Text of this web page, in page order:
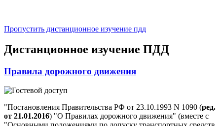
Пропустить дистанционное изучение пдд
Дистанционное изучение ПДД
Правила дорожного движения
"Постановления Правительства РФ от 23.10.1993 N 1090 (ред.
от 21.01.2016) "О Правилах дорожного движения" (вместе с